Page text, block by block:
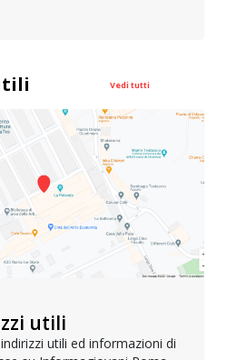
Vedi tutti
utili
utili ed informazioni di